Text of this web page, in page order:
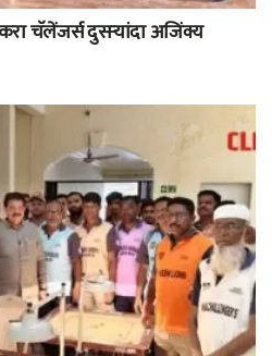
चॅलेंजर्स दुसऱ्यांदा अजिंक्य